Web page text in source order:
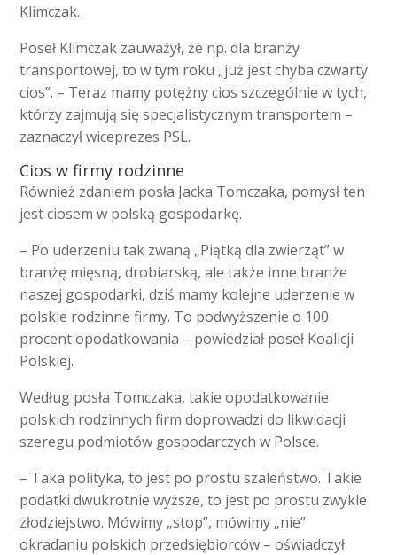
Klimczak.
Poseł Klimczak zauważył, że np. dla branży
transportowej, to w tym roku „już jest chyba czwarty
cios”. – Teraz mamy potężny cios szczególnie w tych,
którzy zajmują się specjalistycznym transportem –
zaznaczył wiceprezes PSL.
Cios w firmy rodzinne
Również zdaniem posła Jacka Tomczaka, pomysł ten
jest ciosem w polską gospodarkę.
– Po uderzeniu tak zwaną „Piątką dla zwierząt” w
branżę mięsną, drobiarską, ale także inne branże
naszej gospodarki, dziś mamy kolejne uderzenie w
polskie rodzinne firmy. To podwyższenie o 100
procent opodatkowania – powiedział poseł Koalicji
Polskiej.
Według posła Tomczaka, takie opodatkowanie
polskich rodzinnych firm doprowadzi do likwidacji
szeregu podmiotów gospodarczych w Polsce.
– Taka polityka, to jest po prostu szaleństwo. Takie
podatki dwukrotnie wyższe, to jest po prostu zwykle
złodziejstwo. Mówimy „stop”, mówimy „nie”
okradaniu polskich przedsiębiorców – oświadczył